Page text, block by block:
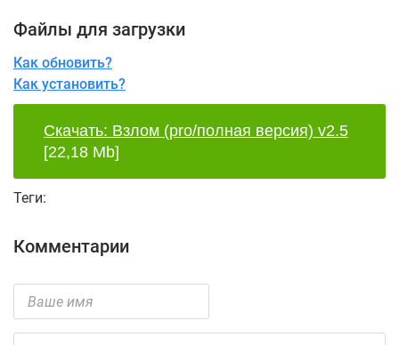
Файлы для загрузки
Как обновить?
Как установить?
Скачать: Взлом (pro/полная версия) v2.5
[22,18 Mb]
Теги:
Комментарии